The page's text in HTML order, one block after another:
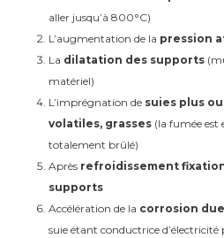
aller jusqu’à 800°C)
L’augmentation de la pression
La dilatation des supports
matériel)
L’imprégnation de suies plus
volatiles, grasses (la fumée est
totalement brûlé)
Après refroidissement
supports
Accélération de la corrosion
suie étant conductrice d’électricité